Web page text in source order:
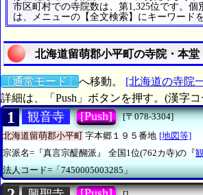
市区町村での寺院数は、第1,325位です。個
は、メニューの【全文検索】にキーワード
北海道留萌郡小平町の寺院・本
〔通常モード〕 へ移動。 [北海道の寺院
詳細は、「Push」ボタンを押す。(漢字
1 観音寺 [Push]
[〒078-3304]
北海道留萌郡小平町 字本郷１９５番地 [地図等]
宗派名=『真言宗醍醐派』
全国1位(762カ寺)の『
法人コード=「7450005003285」